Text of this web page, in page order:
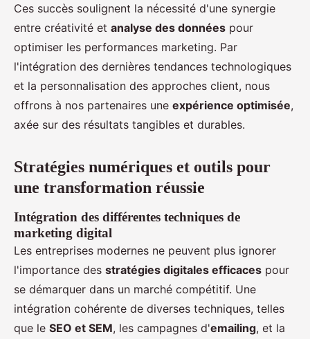
Ces succès soulignent la nécessité d'une synergie
entre créativité et analyse des données pour
optimiser les performances marketing. Par
l'intégration des dernières tendances technologiques
et la personnalisation des approches client, nous
offrons à nos partenaires une expérience optimisée,
axée sur des résultats tangibles et durables.
Stratégies numériques et outils pour
une transformation réussie
Intégration des différentes techniques de
marketing digital
Les entreprises modernes ne peuvent plus ignorer
l'importance des stratégies digitales efficaces pour
se démarquer dans un marché compétitif. Une
intégration cohérente de diverses techniques, telles
que le SEO et SEM, les campagnes d'emailing, et la